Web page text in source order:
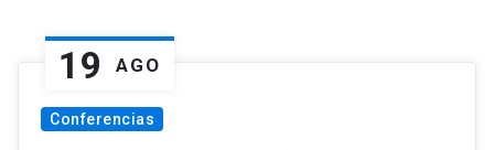
19 AGO
Conferencias